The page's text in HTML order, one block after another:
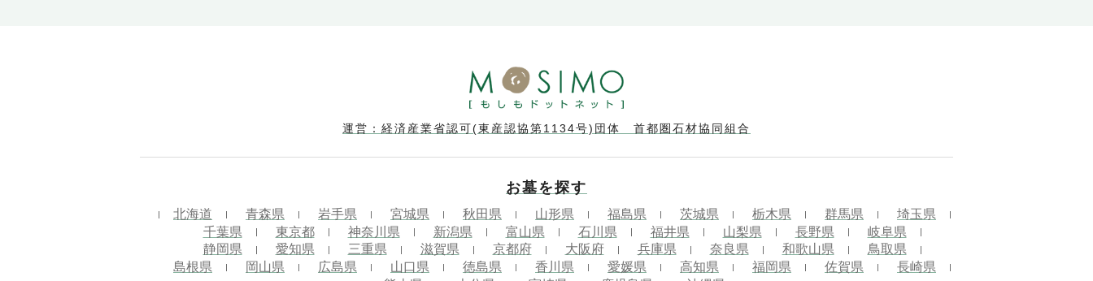
運営：経済産業省認可(東産認協第1134号)団体 首都圏石材協同組合
お墓を探す
北海道 青森県 岩手県 宮城県 秋田県 山形県 福島県 茨城県 栃木県 群馬県
埼玉県
千葉県
東京都 神奈川県 新潟県 富山県 石川県 福井県 山梨県 長野県
岐阜県
静岡県
愛知県 三重県 滋賀県 京都府 大阪府 兵庫県 奈良県 和歌山県
鳥取県
島根県
岡山県 広島県 山口県 徳島県 香川県 愛媛県 高知県 福岡県 佐賀県
長崎県